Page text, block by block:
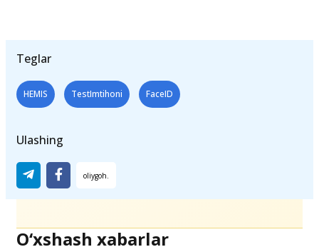
Teglar
HEMIS TestImtihoni FaceID
Ulashing
O‘xshash xabarlar